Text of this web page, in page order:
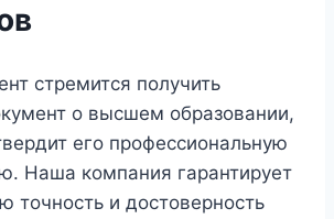
стремится получить
о высшем образовании,
его профессиональную
Наша компания гарантирует
точность и достоверность